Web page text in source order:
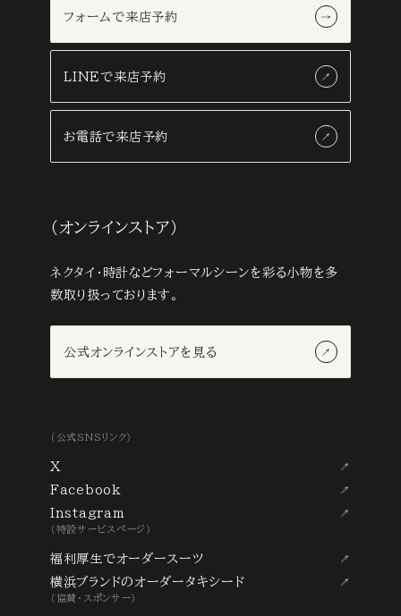
フォームで来店予約
LINEで来店予約
お電話で来店予約
（オンラインストア）
ネクタイ・時計などフォーマルシーンを彩る小物を多
数取り扱っております。
公式オンラインストアを見る
（公式SNSリンク）
X
Facebook
Instagram
（特設サービスページ）
福利厚生でオーダースーツ
横浜ブランドのオーダータキシード
（協賛・スポンサー）